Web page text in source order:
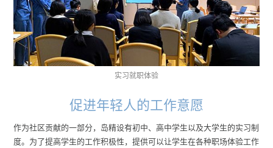
实习就职体验
促进年轻人的工作意愿
作为社区贡献的一部分，岛精设有初中、高中学生以及大学生的实习制
度。为了提高学生的工作积极性，提供可以让学生在各种职场体验工作